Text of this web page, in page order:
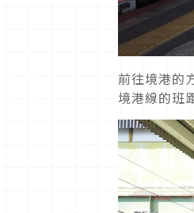
前往境港的
境港線的班